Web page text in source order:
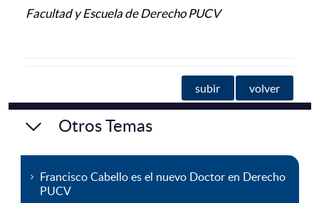
Facultad y Escuela de Derecho PUCV
subir volver
Otros Temas
Francisco Cabello es el nuevo Doctor en Derecho
PUCV